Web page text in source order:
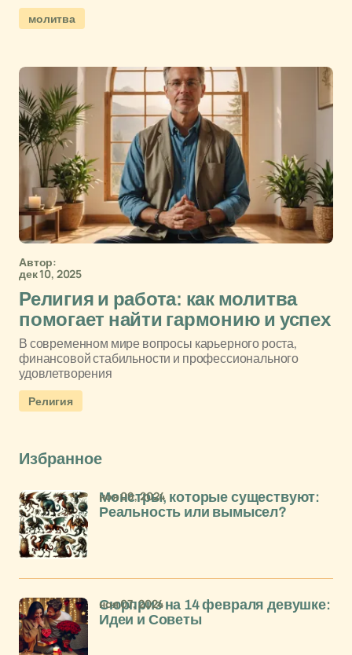
молитва
Автор:
дек 10, 2025
Религия и работа: как молитва
помогает найти гармонию и успех
В современном мире вопросы карьерного роста,
финансовой стабильности и профессионального
удовлетворения
Религия
Избранное
Монстры, которые существуют:
Реальность или вымысел?
ноя 09, 2024
Сюрприз на 14 февраля девушке:
Идеи и Советы
ноя 07, 2024